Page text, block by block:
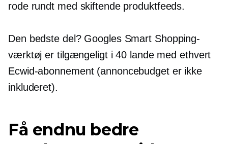
rode rundt med skiftende produktfeeds.
Den bedste del? Googles Smart Shopping-
værktøj er tilgængeligt i 40 lande med ethvert
Ecwid-abonnement (annoncebudget er ikke
inkluderet).
Få endnu bedre